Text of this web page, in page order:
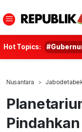
Hot Topics:
Nusantara